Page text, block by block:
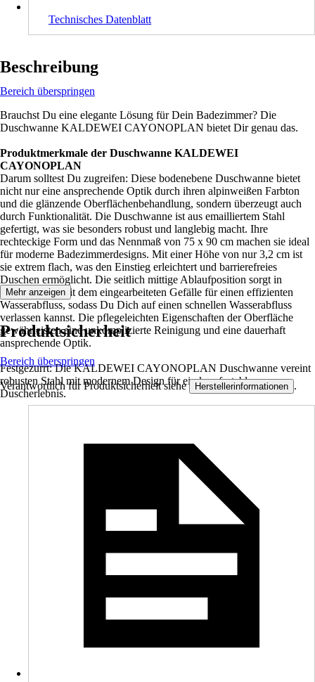
Technisches Datenblatt
Beschreibung
Bereich überspringen
Brauchst Du eine elegante Lösung für Dein Badezimmer? Die
Duschwanne KALDEWEI CAYONOPLAN bietet Dir genau das.
Produktmerkmale der Duschwanne KALDEWEI
CAYONOPLAN
Darum solltest Du zugreifen: Diese bodenebene Duschwanne bietet
nicht nur eine ansprechende Optik durch ihren alpinweißen Farbton
und die glänzende Oberflächenbehandlung, sondern überzeugt auch
durch Funktionalität. Die Duschwanne ist aus emailliertem Stahl
gefertigt, was sie besonders robust und langlebig macht. Ihre
rechteckige Form und das Nennmaß von 75 x 90 cm machen sie ideal
für moderne Badezimmerdesigns. Mit einer Höhe von nur 3,2 cm ist
sie extrem flach, was den Einstieg erleichtert und barrierefreies
Duschen ermöglicht. Die seitlich mittige Ablaufposition sorgt in
Kombination mit dem eingearbeiteten Gefälle für einen effizienten
Wasserabfluss, sodass Du Dich auf einen schnellen Wasserabfluss
verlassen kannst. Die pflegeleichten Eigenschaften der Oberfläche
gewährleisten eine unkomplizierte Reinigung und eine dauerhaft
ansprechende Optik.
Festgezurrt: Die KALDEWEI CAYONOPLAN Duschwanne vereint
robusten Stahl mit modernem Design für ein komfortables
Duscherlebnis.
Mehr anzeigen
Produktsicherheit
Bereich überspringen
Verantwortlich für Produktsicherheit siehe Herstellerinformationen .